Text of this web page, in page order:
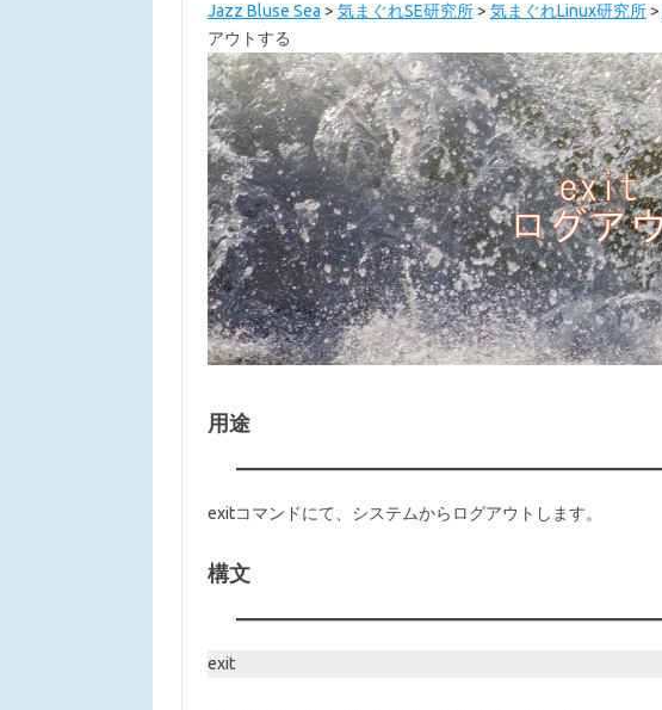
Jazz Bluse Sea > 気まぐれSE研究所> 気まぐれLinux研究所>
アウトする
用途
exitコマンドにて、システムからログアウトします。
構文
exit